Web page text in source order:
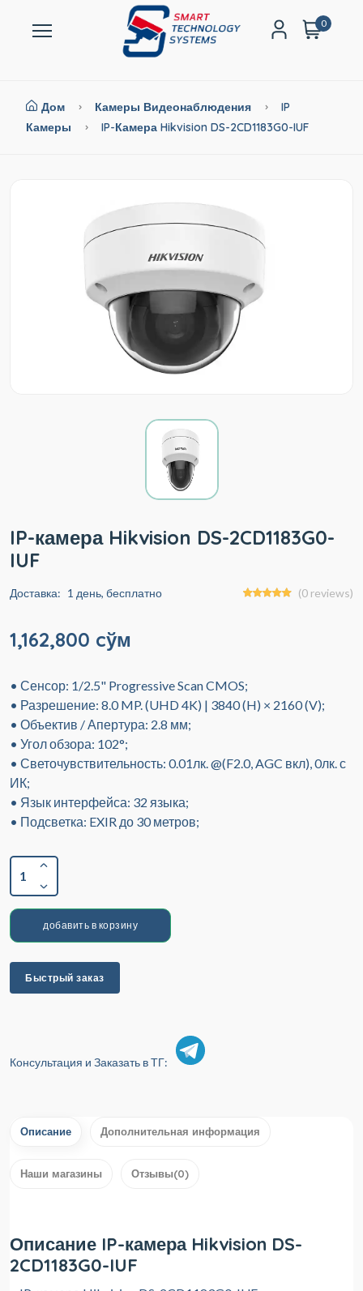
0
Дом Камеры Видеонаблюдения
IP
Камеры
IP-Камера Hikvision DS-2CD1183G0-IUF
IP-камера Hikvision DS-2CD1183G0-
IUF
Доставка: 1 день, бесплатно (0 reviews)
1,162,800 cўм
• Сенсор: 1/2.5" Progressive Scan CMOS;
• Разрешение: 8.0 MP. (UHD 4K) | 3840 (H) × 2160 (V);
• Объектив / Апертура: 2.8 мм;
• Угол обзора: 102°;
• Светочувствительность: 0.01лк. @(F2.0, AGC вкл), 0лк. с
ИК;
• Язык интерфейса: 32 языка;
• Подсветка: EXIR до 30 метров;
1
добавить в корзину
Быстрый заказ
Консультация и Заказать в ТГ:
Описание Дополнительная информация
Наши магазины Отзывы(0)
Описание IP-камера Hikvision DS-
2CD1183G0-IUF